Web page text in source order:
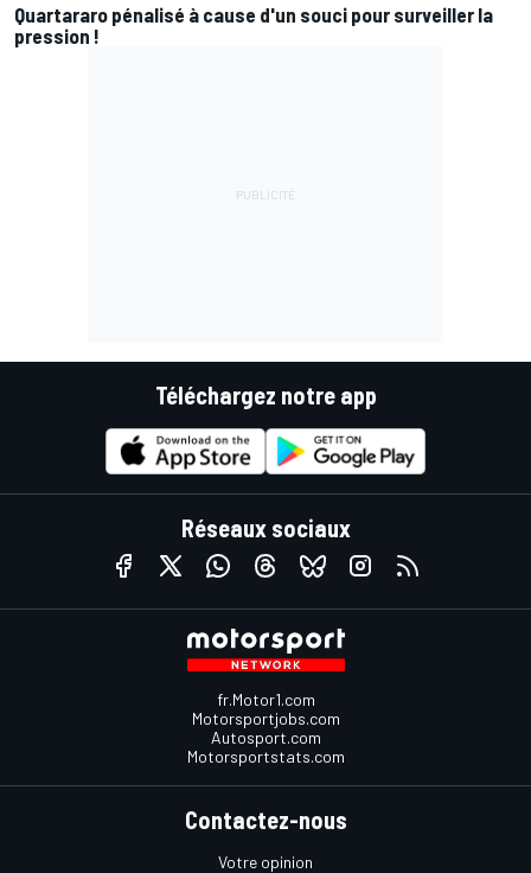
Quartararo pénalisé à cause d'un souci pour surveiller la
pression !
Téléchargez notre app
Réseaux sociaux
fr.Motor1.com
Motorsportjobs.com
Autosport.com
Motorsportstats.com
Contactez-nous
Votre opinion